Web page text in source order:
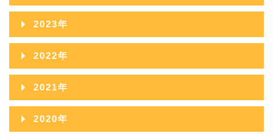
2026年06月
2026年05月
2026年04月
2026年03月
2026年02月
2026年01月
2025年11月
2025年10月
2025年09月
2025年08月
2025年07月
2024年12月
2024年11月
2024年10月
2024年09月
2024年08月
2023年
2023年12月
2023年11月
2023年10月
2023年09月
2022年
2022年12月
2022年11月
2022年10月
2021年
2021年12月
2020年